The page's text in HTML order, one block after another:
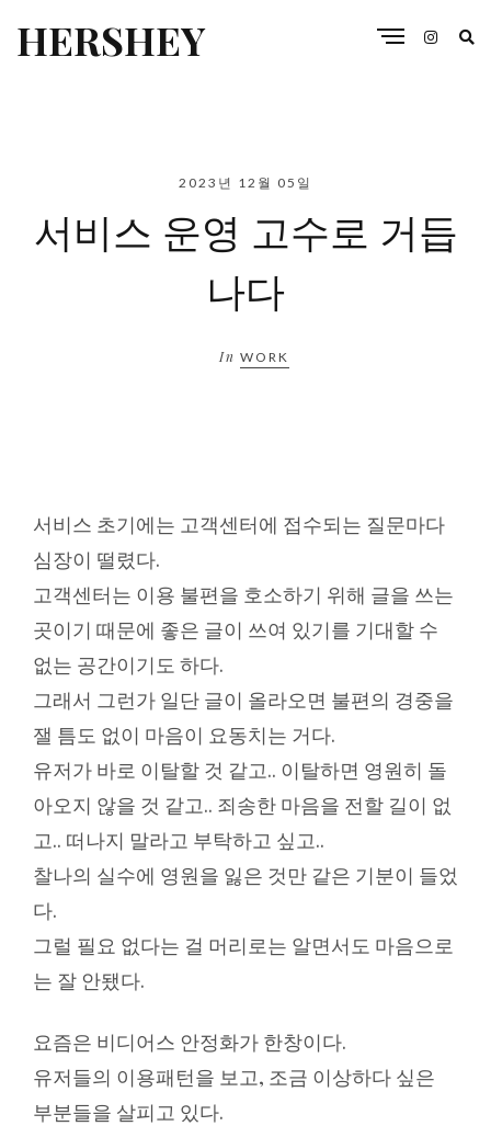
HERSHEY
2023년 12월 05일
서비스 운영 고수로 거듭
나다
In WORK
서비스 초기에는 고객센터에 접수되는 질문마다
심장이 떨렸다.
고객센터는 이용 불편을 호소하기 위해 글을 쓰는
곳이기 때문에 좋은 글이 쓰여 있기를 기대할 수
없는 공간이기도 하다.
그래서 그런가 일단 글이 올라오면 불편의 경중을
잴 틈도 없이 마음이 요동치는 거다.
유저가 바로 이탈할 것 같고.. 이탈하면 영원히 돌
아오지 않을 것 같고.. 죄송한 마음을 전할 길이 없
고.. 떠나지 말라고 부탁하고 싶고..
찰나의 실수에 영원을 잃은 것만 같은 기분이 들었
다.
그럴 필요 없다는 걸 머리로는 알면서도 마음으로
는 잘 안됐다.
요즘은 비디어스 안정화가 한창이다.
유저들의 이용패턴을 보고, 조금 이상하다 싶은
부분들을 살피고 있다.